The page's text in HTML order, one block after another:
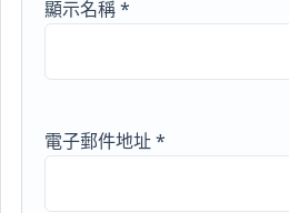
顯示名稱*
電子郵件地址*